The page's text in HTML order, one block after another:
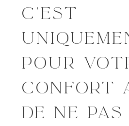
C’EST
POUR
CONFORT
DE NE PAS